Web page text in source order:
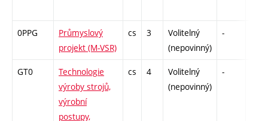
0PPG
Průmyslový
projekt (M-VSR)
cs 3
Volitelný
(nepovinný)
-
GT0
Technologie
výroby strojů,
výrobní
postupy,
cs 4
Volitelný
(nepovinný)
-